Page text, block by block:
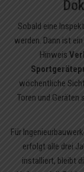
Sobald eine
werden. Dann ist ein
Hinweis
wöchentliche
Toren und
Für
erfolgt alle drei
installiert, bleibt